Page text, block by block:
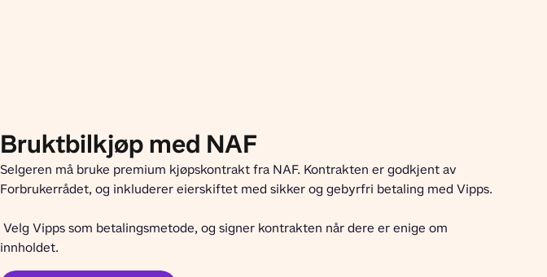
Bruktbilkjøp med NAF
Selgeren må bruke premium kjøpskontrakt fra NAF. Kontrakten er godkjent av
Forbrukerrådet, og inkluderer eierskiftet med sikker og gebyrfri betaling med Vipps.
innholdet.